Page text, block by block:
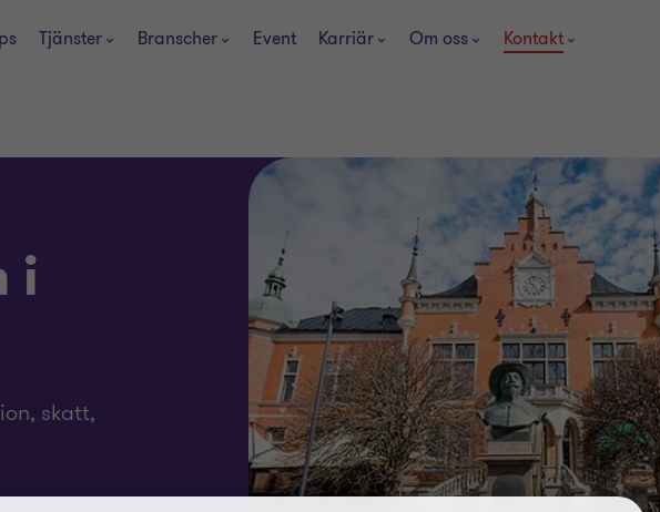
Tjänster Branscher Event Karriär Om oss Kontakt
i
skatt,